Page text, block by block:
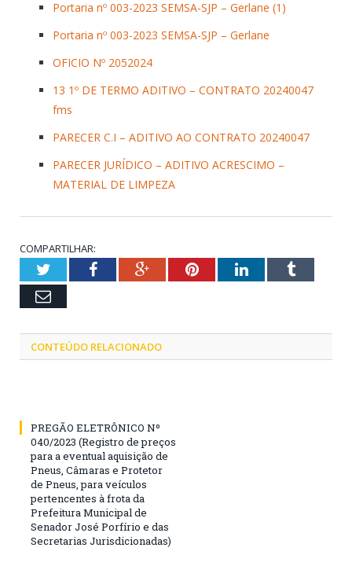
Portaria nº 003-2023 SEMSA-SJP – Gerlane (1)
Portaria nº 003-2023 SEMSA-SJP – Gerlane
OFICIO Nº 2052024
13 1º DE TERMO ADITIVO – CONTRATO 20240047
fms
PARECER C.I – ADITIVO AO CONTRATO 20240047
PARECER JURÍDICO – ADITIVO ACRESCIMO –
MATERIAL DE LIMPEZA
COMPARTILHAR:
TwitterFacebookGoogle+PinterestLinkedInTumblr
Email
CONTEÚDO RELACIONADO
PREGÃO ELETRÔNICO Nº
040/2023 (Registro de preços
para a eventual aquisição de
Pneus, Câmaras e Protetor
de Pneus, para veículos
pertencentes à frota da
Prefeitura Municipal de
Senador José Porfírio e das
Secretarias Jurisdicionadas)